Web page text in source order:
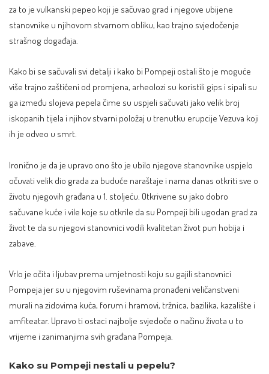
za to je vulkanski pepeo koji je sačuvao grad i njegove ubijene
stanovnike u njihovom stvarnom obliku, kao trajno svjedočenje
strašnog događaja.
Kako bi se sačuvali svi detalji i kako bi Pompeji ostali što je moguće
više trajno zaštićeni od promjena, arheolozi su koristili gips i sipali su
ga između slojeva pepela čime su uspjeli sačuvati jako velik broj
iskopanih tijela i njihov stvarni položaj u trenutku erupcije Vezuva koji
ih je odveo u smrt.
Ironično je da je upravo ono što je ubilo njegove stanovnike uspjelo
očuvati velik dio grada za buduće naraštaje i nama danas otkriti sve o
životu njegovih građana u 1. stoljeću. Otkrivene su jako dobro
sačuvane kuće i vile koje su otkrile da su Pompeji bili ugodan grad za
život te da su njegovi stanovnici vodili kvalitetan život pun hobija i
zabave.
Vrlo je očita i ljubav prema umjetnosti koju su gajili stanovnici
Pompeja jer su u njegovim ruševinama pronađeni veličanstveni
murali na zidovima kuća, forum i hramovi, tržnica, bazilika, kazalište i
amfiteatar. Upravo ti ostaci najbolje svjedoče o načinu života u to
vrijeme i zanimanjima svih građana Pompeja.
Kako su Pompeji nestali u pepelu?